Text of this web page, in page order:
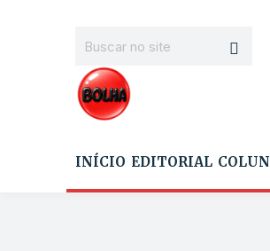
INÍCIO EDITORIAL